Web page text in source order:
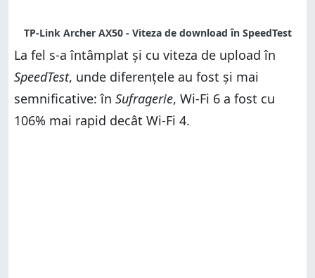
La fel s-a întâmplat și cu viteza de upload în
SpeedTest, unde diferențele au fost și mai
semnificative: în Sufragerie, Wi-Fi 6 a fost cu
106% mai rapid decât Wi-Fi 4.